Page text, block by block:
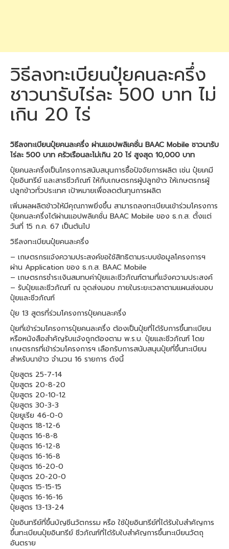
วิธีลงทะเบียนปุ๋ยคนละครึ่ง
ชาวนารับไร่ละ 500 บาท ไม่
เกิน 20 ไร่
วิธีลงทะเบียนปุ๋ยคนละครึ่ง ผ่านแอปพลิเคชั่น BAAC Mobile ชาวนารับ
ไร่ละ 500 บาท ครัวเรือนละไม่เกิน 20 ไร่ สูงสุด 10,000 บาท
ปุ๋ยคนละครึ่งเป็นโครงการสนับสนุนการซื้อปัจจัยการผลิต เช่น ปุ๋ยเคมี
ปุ๋ยอินทรีย์ และสารชีวภัณฑ์ ให้กับเกษตรกรผู้ปลูกข้าว ให้เกษตรกรผู้
ปลูกข้าวทั่วประเทศ เป้าหมายเพื่อลดต้นทุนการผลิต
เพิ่มผลผลิตข้าวให้มีคุณภาพยิ่งขึ้น สามารถลงทะเบียนเข้าร่วมโครงการ
ปุ๋ยคนละครึ่งได้ผ่านแอปพลิเคชั่น BAAC Mobile ของ ธ.ก.ส. ตั้งแต่
วันที่ 15 ก.ค. 67 เป็นต้นไป
วิธีลงทะเบียนปุ๋ยคนละครึ่ง
– เกษตรกรแจ้งความประสงค์ขอใช้สิทธิตามระบบข้อมูลโครงการฯ
ผ่าน Application ของ ธ.ก.ส. BAAC Mobile
– เกษตรกรชำระเงินสมทบค่าปุ๋ยและชีวภัณฑ์ตามที่แจ้งความประสงค์
– รับปุ๋ยและชีวภัณฑ์ ณ จุดส่งมอบ ภายในระยะเวลาตามแผนส่งมอบ
ปุ๋ยและชีวภัณฑ์
ปุ๋ย 13 สูตรที่ร่วมโครงการปุ๋ยคนละครึ่ง
ปุ๋ยที่เข้าร่วมโครงการปุ๋ยคนละครึ่ง ต้องเป็นปุ๋ยที่ได้รับการขึ้นทะเบียน
หรือหนังสือสำคัญรับแจ้งถูกต้องตาม พ.ร.บ. ปุ๋ยและชีวภัณฑ์ โดย
เกษตรกรที่เข้าร่วมโครงการฯ เลือกรับการสนับสนุนปุ๋ยที่ขึ้นทะเบียน
สำหรับนาข้าว จำนวน 16 รายการ ดังนี้
ปุ๋ยสูตร 25-7-14
ปุ๋ยสูตร 20-8-20
ปุ๋ยสูตร 20-10-12
ปุ๋ยสูตร 30-3-3
ปุ๋ยยูเรีย 46-0-0
ปุ๋ยสูตร 18-12-6
ปุ๋ยสูตร 16-8-8
ปุ๋ยสูตร 16-12-8
ปุ๋ยสูตร 16-16-8
ปุ๋ยสูตร 16-20-0
ปุ๋ยสูตร 20-20-0
ปุ๋ยสูตร 15-15-15
ปุ๋ยสูตร 16-16-16
ปุ๋ยสูตร 13-13-24
ปุ๋ยอินทรีย์ที่ขึ้นบัญชีนวัตกรรม หรือ ใช้ปุ๋ยอินทรีย์ที่ได้รับใบสำคัญการ
ขึ้นทะเบียนปุ๋ยอินทรีย์ ชีวภัณฑ์ที่ได้รับใบสำคัญการขึ้นทะเบียนวัตถุ
อันตราย